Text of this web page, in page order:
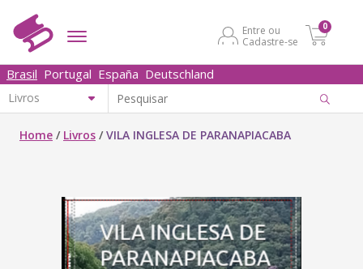
Entre ou
Cadastre-se
0
Brasil Portugal España Deutschland
Home / Livros /VILA INGLESA DE PARANAPIACABA